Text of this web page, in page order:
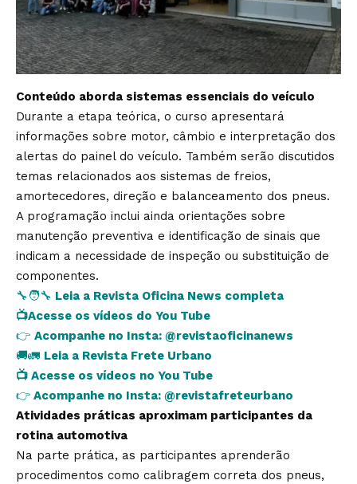
Conteúdo aborda sistemas essenciais do veículo
Durante a etapa teórica, o curso apresentará
informações sobre motor, câmbio e interpretação dos
alertas do painel do veículo. Também serão discutidos
temas relacionados aos sistemas de freios,
amortecedores, direção e balanceamento dos pneus.
A programação inclui ainda orientações sobre
manutenção preventiva e identificação de sinais que
indicam a necessidade de inspeção ou substituição de
componentes.
🔧🧑‍🔧 Leia a Revista Oficina News completa
📺Acesse os vídeos do You Tube
👉 Acompanhe no Insta: @revistaoficinanews
🚚🚛 Leia a Revista Frete Urbano
📺 Acesse os vídeos no You Tube
👉 Acompanhe no Insta: @revistafreteurbano
Atividades práticas aproximam participantes da
rotina automotiva
Na parte prática, as participantes aprenderão
procedimentos como calibragem correta dos pneus,